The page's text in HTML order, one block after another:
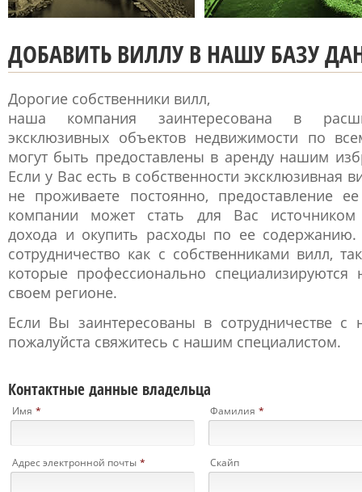
ДОБАВИТЬ ВИЛЛУ В НАШУ БАЗУ
Дорогие собственники вилл,
наша компания заинтересована в
эксклюзивных объектов недвижимости по
могут быть предоставлены в аренду нашим
Если у Вас есть в собственности эксклюзивная
не проживаете постоянно, предоставление
компании может стать для Вас источником
дохода и окупить расходы по ее
сотрудничество как с собственниками вилл,
которые профессионально
своем регионе.
Если Вы заинтересованы в сотрудничестве с
пожалуйста свяжитесь с нашим специалистом.
Контактные данные владельца
Имя * Фамилия *
Адрес электронной почты * Скайп